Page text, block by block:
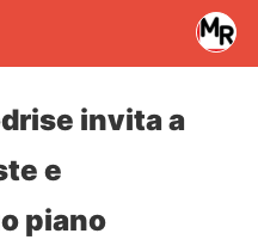
invita a
e
piano